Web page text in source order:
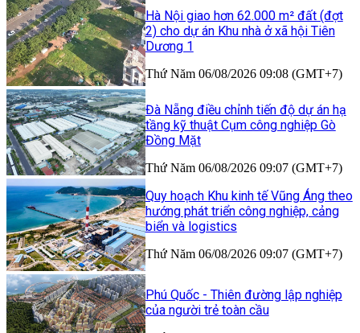
Hà Nội giao hơn 62.000 m² đất (đợt
2) cho dự án Khu nhà ở xã hội Tiên
Dương 1
Thứ Năm 06/08/2026 09:08 (GMT+7)
Đà Nẵng điều chỉnh tiến độ dự án hạ
tầng kỹ thuật Cụm công nghiệp Gò
Đồng Mặt
Thứ Năm 06/08/2026 09:07 (GMT+7)
Quy hoạch Khu kinh tế Vũng Áng theo
hướng phát triển công nghiệp, cảng
biển và logistics
Thứ Năm 06/08/2026 09:07 (GMT+7)
Phú Quốc - Thiên đường lập nghiệp
của người trẻ toàn cầu